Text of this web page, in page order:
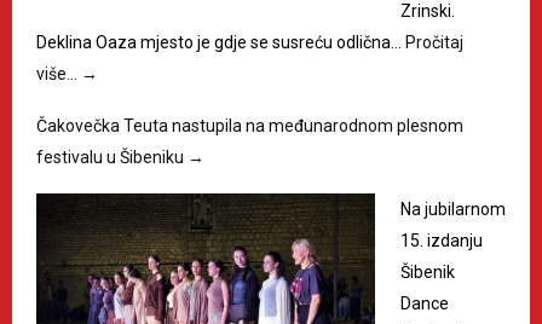
Zrinski.
Deklina Oaza mjesto je gdje se susreću odlična… Pročitaj
više… →
Čakovečka Teuta nastupila na međunarodnom plesnom
festivalu u Šibeniku →
Na jubilarnom
15. izdanju
Šibenik
Dance